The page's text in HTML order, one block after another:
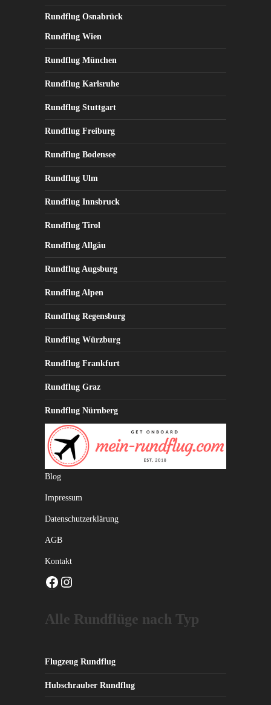
Rundflug Osnabrück
Rundflug Wien
Rundflug München
Rundflug Karlsruhe
Rundflug Stuttgart
Rundflug Freiburg
Rundflug Bodensee
Rundflug Ulm
Rundflug Innsbruck
Rundflug Tirol
Rundflug Allgäu
Rundflug Augsburg
Rundflug Alpen
Rundflug Regensburg
Rundflug Würzburg
Rundflug Frankfurt
Rundflug Graz
Rundflug Nürnberg
Blog
Impressum
Datenschutzerklärung
AGB
Kontakt
Facebook
Alle Rundflüge nach Typ
Flugzeug Rundflug
Hubschrauber Rundflug